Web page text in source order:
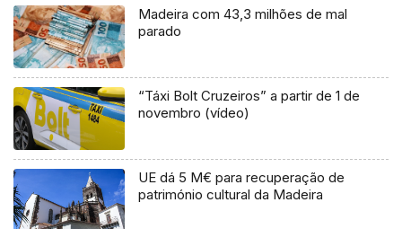
Madeira com 43,3 milhões de mal
parado
“Táxi Bolt Cruzeiros” a partir de 1 de
novembro (vídeo)
UE dá 5 M€ para recuperação de
património cultural da Madeira